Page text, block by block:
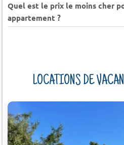
Quel est le prix le moins cher
appartement ?
LOCATIONS DE